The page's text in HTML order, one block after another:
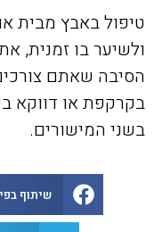
טיפול באבץ מבית
ולשיער בו זמנית,
הסיבה שאתם
בקרקפת או דווקא
בשני המישורים.
שיתוף